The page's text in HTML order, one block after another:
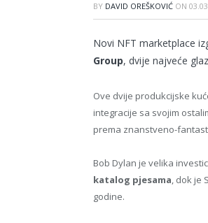
BY DAVID OREŠKOVIĆ ON
Novi NFT marketplace
Group, dvije najveće
Ove dvije produkcijske
integracije sa svojim
prema znanstveno-
Bob Dylan je velika
katalog pjesama, dok je
godine.